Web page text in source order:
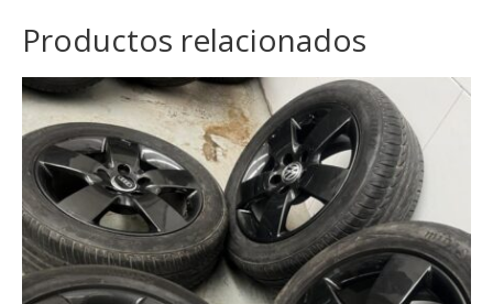
Productos relacionados